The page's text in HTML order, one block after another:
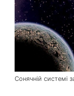
Сонячній системі